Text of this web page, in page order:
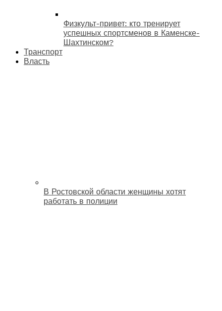
Физкульт-привет: кто тренирует
успешных спортсменов в Каменске-
Шахтинском?
Транспорт
Власть
В Ростовской области женщины хотят
работать в полиции